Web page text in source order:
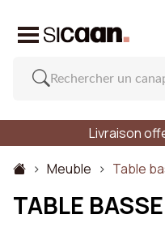
Livraison
Meuble
Table
TABLE BASSE